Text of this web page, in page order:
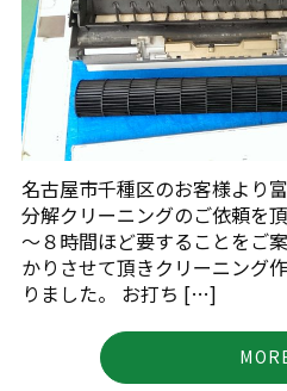
名古屋市千種区のお客様より
分解クリーニングのご依頼を
～８時間ほど要することをご
かりさせて頂きクリーニング
りました。 お打ち […]